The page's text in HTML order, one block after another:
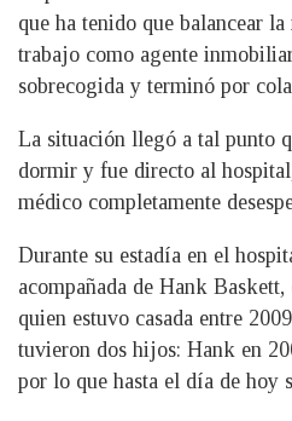
que ha tenido que balancear
trabajo como agente
sobrecogida y terminó por
La situación llegó a tal punto
dormir y fue directo al
médico completamente
Durante su estadía en el
acompañada de Hank
quien estuvo casada entre
tuvieron dos hijos: Hank en
por lo que hasta el día de hoy